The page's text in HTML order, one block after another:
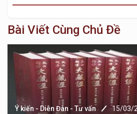
Bài Viết Cùng Chủ Đề
Ý kiến - Diễn Đàn - Tư vấn 15/03/